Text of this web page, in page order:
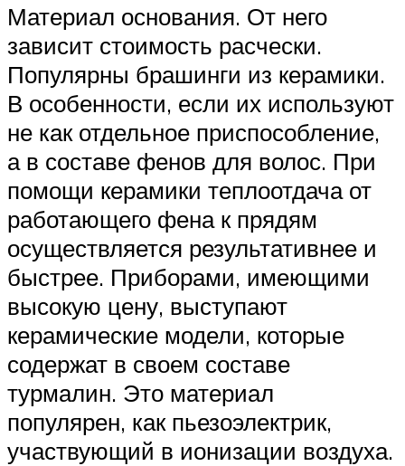
Материал основания. От него
зависит стоимость расчески.
Популярны брашинги из керамики.
В особенности, если их используют
не как отдельное приспособление,
а в составе фенов для волос. При
помощи керамики теплоотдача от
работающего фена к прядям
осуществляется результативнее и
быстрее. Приборами, имеющими
высокую цену, выступают
керамические модели, которые
содержат в своем составе
турмалин. Это материал
популярен, как пьезоэлектрик,
участвующий в ионизации воздуха.